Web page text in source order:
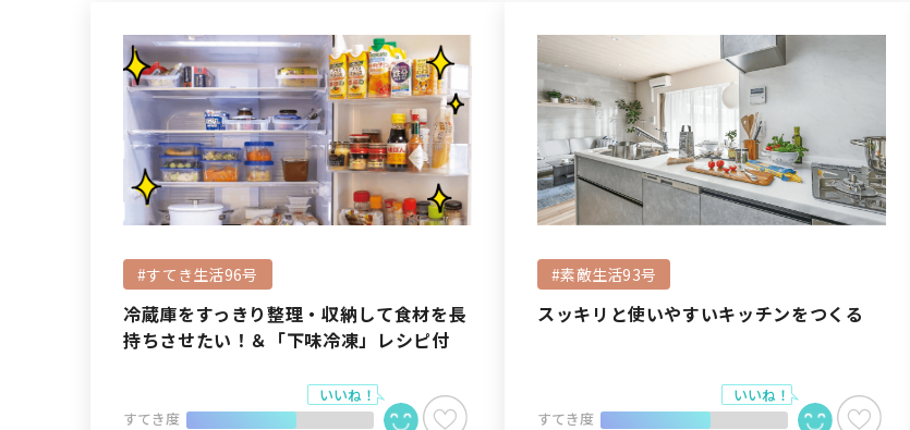
#すてき生活96号
冷蔵庫をすっきり整理・収納して食材を長
持ちさせたい！＆「下味冷凍」レシピ付
すてき度
#素敵生活93号
スッキリと使いやすいキッチンをつくる
すてき度